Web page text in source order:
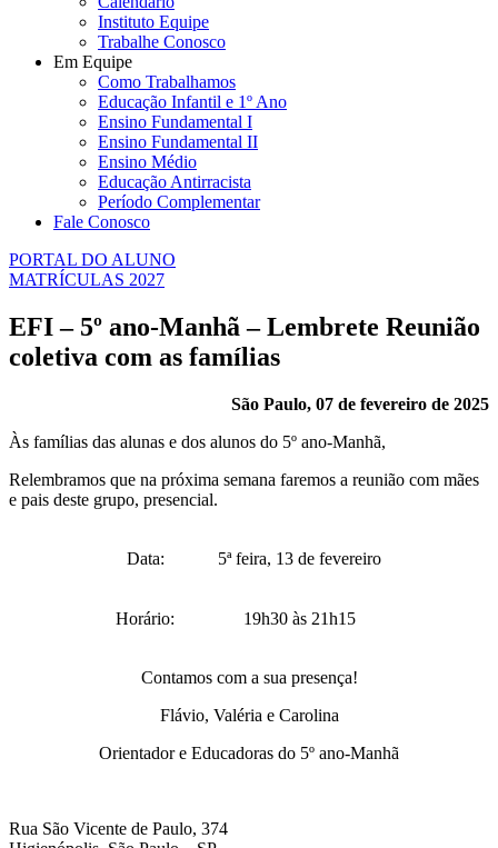
Instituto Equipe
Trabalhe Conosco
Em Equipe
Como Trabalhamos
Educação Infantil e 1º Ano
Ensino Fundamental I
Ensino Fundamental II
Ensino Médio
Educação Antirracista
Período Complementar
Fale Conosco
PORTAL DO ALUNO
MATRÍCULAS 2027
EFI – 5º ano-Manhã – Lembrete Reunião
coletiva com as famílias
São Paulo, 07 de fevereiro de 2025
Às famílias das alunas e dos alunos do 5º ano-Manhã,
Relembramos que na próxima semana faremos a reunião com mães
e pais deste grupo, presencial.
Data: 5ª feira, 13 de fevereiro
Horário: 19h30 às 21h15
Contamos com a sua presença!
Flávio, Valéria e Carolina
Orientador e Educadoras do 5º ano-Manhã
Rua São Vicente de Paulo, 374